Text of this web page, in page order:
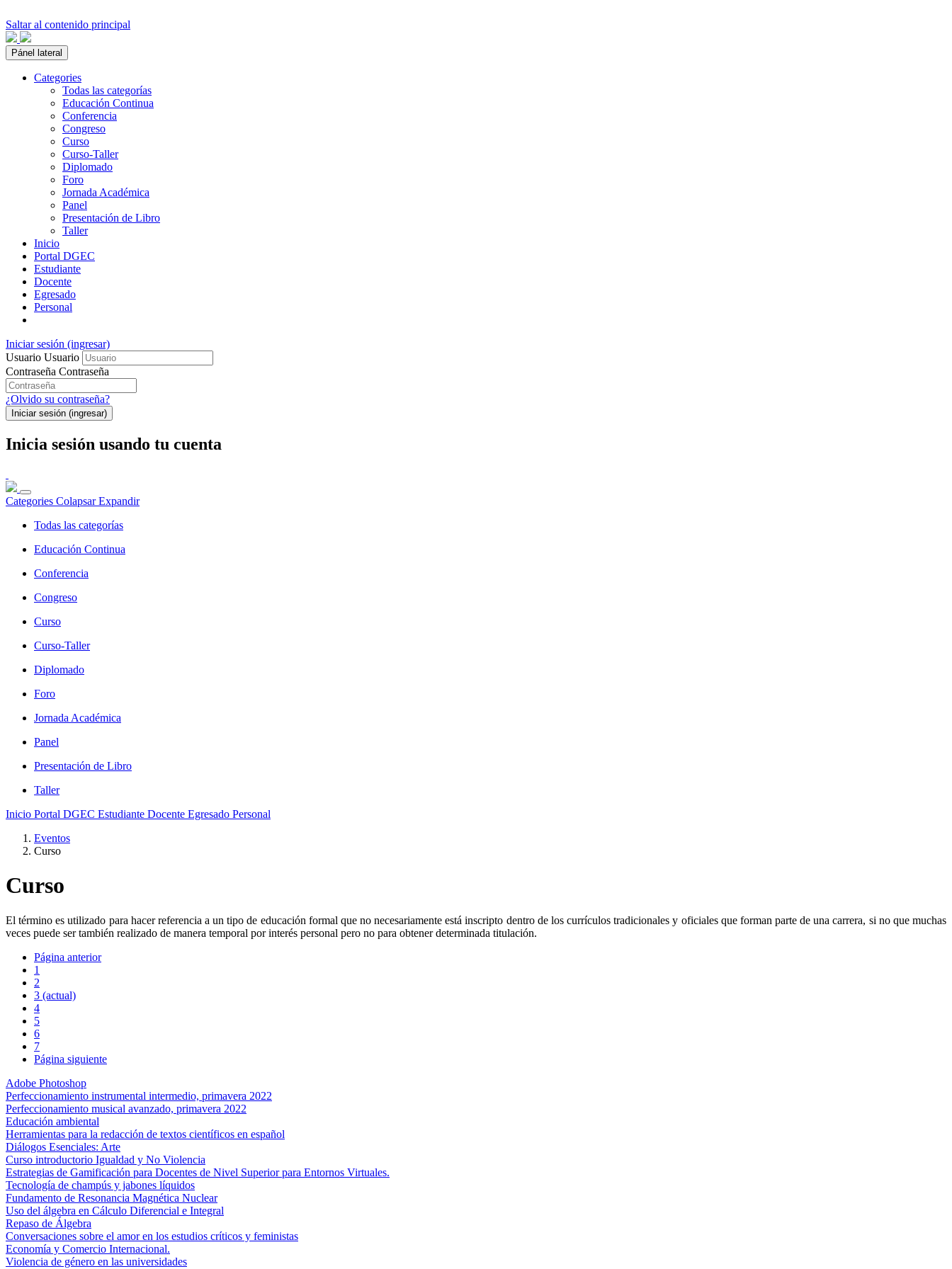
Saltar al contenido principal
Pánel lateral
Categories
Todas las categorías
Educación Continua
Conferencia
Congreso
Curso
Curso-Taller
Diplomado
Foro
Jornada Académica
Panel
Presentación de Libro
Taller
Inicio
Portal DGEC
Estudiante
Docente
Egresado
Personal
Iniciar sesión (ingresar)
Usuario Usuario
Contraseña Contraseña
¿Olvido su contraseña?
Iniciar sesión (ingresar)
Inicia sesión usando tu cuenta
Categories ColapsarExpandir
Todas las categorías
Educación Continua
Conferencia
Congreso
Curso
Curso-Taller
Diplomado
Foro
Jornada Académica
Panel
Presentación de Libro
Taller
Inicio Portal DGEC Estudiante Docente Egresado Personal
Eventos
Curso
Curso
El término es utilizado para hacer referencia a un tipo de educación formal que no necesariamente está inscripto dentro de los currículos tradicionales y oficiales que forman parte de una carrera, si no que muchas
veces puede ser también realizado de manera temporal por interés personal pero no para obtener determinada titulación.
Página anterior
1
2
3 (actual)
4
5
6
7
Página siguiente
Adobe Photoshop
Perfeccionamiento instrumental intermedio, primavera 2022
Perfeccionamiento musical avanzado, primavera 2022
Educación ambiental
Herramientas para la redacción de textos científicos en español
Diálogos Esenciales: Arte
Curso introductorio Igualdad y No Violencia
Estrategias de Gamificación para Docentes de Nivel Superior para Entornos Virtuales.
Tecnología de champús y jabones líquidos
Fundamento de Resonancia Magnética Nuclear
Uso del álgebra en Cálculo Diferencial e Integral
Repaso de Álgebra
Conversaciones sobre el amor en los estudios críticos y feministas
Economía y Comercio Internacional.
Violencia de género en las universidades